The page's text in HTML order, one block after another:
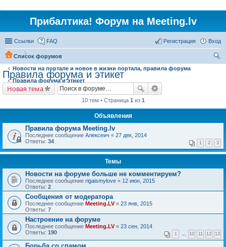
Прибалтика! Форум на Meeting.lv
Ссылки FAQ Вход
Регистрация
Список форумов
Новости на портале и новое в жизни портала, правила форума
Правила форума и этикет
Правила форума и этикет
Новая тема
10 тем • Страница 1 из 1
Объявления
Правила форума Meeting.lv
Последнее сообщение Алексеич « 27 дек, 2014
Ответы: 34 1 2 3
Темы
Новости на форуме больше не комментируем?
Последнее сообщение rigaismylove « 12 июн, 2015
Ответы: 2
Сообщения от модератора
Последнее сообщение Meeting.LV« 23 янв, 2015
Ответы: 7
Настроение на форуме
Последнее сообщение Meeting.LV« 23 сен, 2014
Ответы: 190 1 … 10 11 12 13